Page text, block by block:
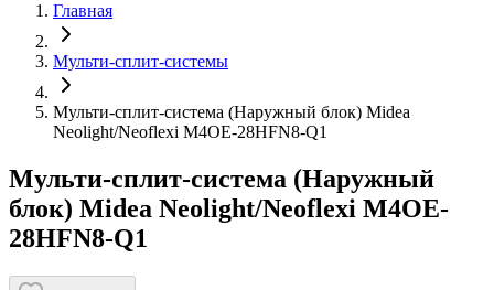
Главная
Мульти-сплит-системы
Мульти-сплит-система (Наружный блок) Midea
Neolight/Neoflexi M4OE-28HFN8-Q1
Мульти-сплит-система (Наружный
блок) Midea Neolight/Neoflexi M4OE-
28HFN8-Q1